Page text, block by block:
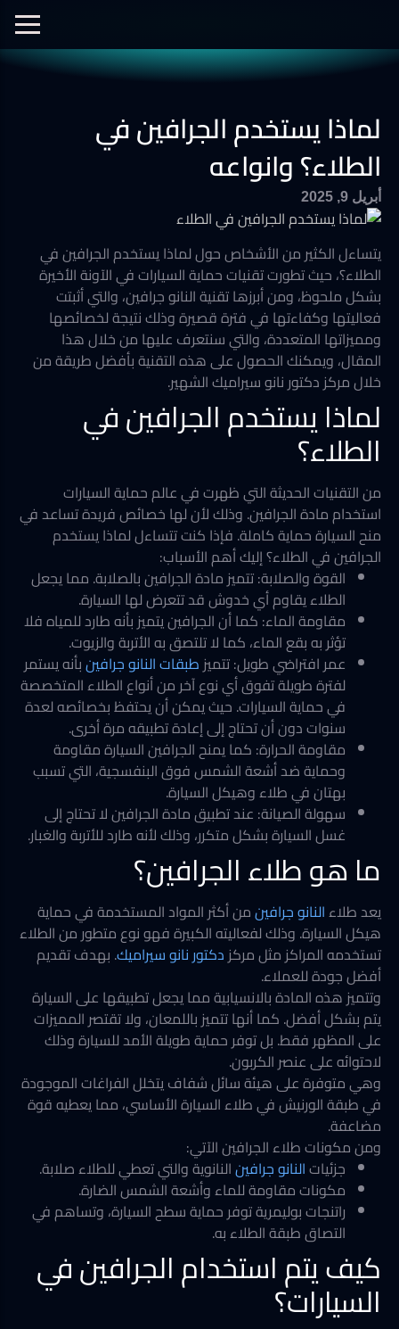
نانو سيراميك
أفلام الحماية
لماذا يستخدم الجرافين في
الطلاء؟ وانواعه
أبريل 9, 2025
يتساءل الكثير من الأشخاص حول لماذا يستخدم الجرافين في
الطلاء؟، حيث تطورت تقنيات حماية السيارات في الآونة الأخيرة
بشكل ملحوظ، ومن أبرزها تقنية النانو جرافين، والتي أثبتت
فعاليتها وكفاءتها في فترة قصيرة وذلك نتيجة لخصائصها
ومميزاتها المتعددة، والتي سنتعرف عليها من خلال هذا
المقال، ويمكنك الحصول على هذه التقنية بأفضل طريقة من
خلال مركز دكتور نانو سيراميك الشهير.
لماذا يستخدم الجرافين في
الطلاء؟
من التقنيات الحديثة التي ظهرت في عالم حماية السيارات
استخدام مادة الجرافين. وذلك لأن لها خصائص فريدة تساعد في
منح السيارة حماية كاملة. فإذا كنت تتساءل لماذا يستخدم
الجرافين في الطلاء؟ إليك أهم الأسباب:
القوة والصلابة: تتميز مادة الجرافين بالصلابة. مما يجعل
الطلاء يقاوم أي خدوش قد تتعرض لها السيارة.
مقاومة الماء: كما أن الجرافين يتميز بأنه طارد للمياه فلا
تؤثر به بقع الماء، كما لا تلتصق به الأتربة والزيوت.
عمر افتراضي طويل: تتميزطبقات النانو جرافينبأنه يستمر
لفترة طويلة تفوق أي نوع آخر من أنواع الطلاء المتخصصة
في حماية السيارات. حيث يمكن أن يحتفظ بخصائصه لعدة
سنوات دون أن تحتاج إلى إعادة تطبيقه مرة أخرى.
مقاومة الحرارة: كما يمنح الجرافين السيارة مقاومة
وحماية ضد أشعة الشمس فوق البنفسجية، التي تسبب
بهتان في طلاء وهيكل السيارة.
سهولة الصيانة: عند تطبيق مادة الجرافين لا تحتاج إلى
غسل السيارة بشكل متكرر، وذلك لأنه طارد للأتربة والغبار.
ما هو طلاء الجرافين؟
يعد طلاءالنانو جرافينمن أكثر المواد المستخدمة في حماية
هيكل السيارة. وذلك لفعاليته الكبيرة فهو نوع متطور من الطلاء
تستخدمه المراكز مثل مركزدكتور نانو سيراميك. بهدف تقديم
أفضل جودة للعملاء.
وتتميز هذه المادة بالانسيابية مما يجعل تطبيقها على السيارة
يتم بشكل أفضل. كما أنها تتميز باللمعان، ولا تقتصر المميزات
على المظهر فقط. بل توفر حماية طويلة الأمد للسيارة وذلك
لاحتوائه على عنصر الكربون.
وهي متوفرة على هيئة سائل شفاف يتخلل الفراغات الموجودة
في طبقة الورنيش في طلاء السيارة الأساسي، مما يعطيه قوة
مضاعفة.
ومن مكونات طلاء الجرافين الآتي:
جزئياتالنانو جرافينالنانوية والتي تعطي للطلاء صلابة.
مكونات مقاومة للماء وأشعة الشمس الضارة.
راتنجات بوليمرية توفر حماية سطح السيارة، وتساهم في
التصاق طبقة الطلاء به.
كيف يتم استخدام الجرافين في
السيارات؟